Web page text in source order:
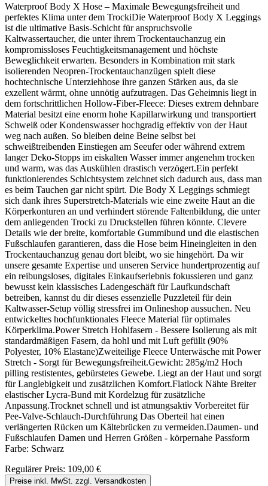
Waterproof Body X Hose – Maximale Bewegungsfreiheit und
perfektes Klima unter dem TrockiDie Waterproof Body X Leggings
ist die ultimative Basis-Schicht für anspruchsvolle
Kaltwassertaucher, die unter ihrem Trockentauchanzug ein
kompromissloses Feuchtigkeitsmanagement und höchste
Beweglichkeit erwarten. Besonders in Kombination mit stark
isolierenden Neopren-Trockentauchanzügen spielt diese
hochtechnische Unterziehhose ihre ganzen Stärken aus, da sie
exzellent wärmt, ohne unnötig aufzutragen. Das Geheimnis liegt in
dem fortschrittlichen Hollow-Fiber-Fleece: Dieses extrem dehnbare
Material besitzt eine enorm hohe Kapillarwirkung und transportiert
Schweiß oder Kondenswasser hochgradig effektiv von der Haut
weg nach außen. So bleiben deine Beine selbst bei
schweißtreibenden Einstiegen am Seeufer oder während extrem
langer Deko-Stopps im eiskalten Wasser immer angenehm trocken
und warm, was das Auskühlen drastisch verzögert.Ein perfekt
funktionierendes Schichtsystem zeichnet sich dadurch aus, dass man
es beim Tauchen gar nicht spürt. Die Body X Leggings schmiegt
sich dank ihres Superstretch-Materials wie eine zweite Haut an die
Körperkonturen an und verhindert störende Faltenbildung, die unter
dem anliegenden Trocki zu Druckstellen führen könnte. Clevere
Details wie der breite, komfortable Gummibund und die elastischen
Fußschlaufen garantieren, dass die Hose beim Hineingleiten in den
Trockentauchanzug genau dort bleibt, wo sie hingehört. Da wir
unsere gesamte Expertise und unseren Service hundertprozentig auf
ein reibungsloses, digitales Einkaufserlebnis fokussieren und ganz
bewusst kein klassisches Ladengeschäft für Laufkundschaft
betreiben, kannst du dir dieses essenzielle Puzzleteil für dein
Kaltwasser-Setup völlig stressfrei im Onlineshop aussuchen. Neu
entwickeltes hochfunktionales Fleece Material für optimales
Körperklima.Power Stretch Hohlfasern - Bessere Isolierung als mit
standardmäßigen Fasern, da hohl und mit Luft gefüllt (90%
Polyester, 10% Elastane)Zweiteilige Fleece Unterwäsche mit Power
Stretch - Sorgt für Bewegungsfreiheit.Gewicht: 285g/m2 Hoch
pilling restistentes, gebürstetes Gewebe. Liegt an der Haut und sorgt
für Langlebigkeit und zusätzlichen Komfort.Flatlock Nähte Breiter
elastischer Lycra-Bund mit Kordelzug für zusätzliche
Anpassung.Trocknet schnell und ist atmungsaktiv Vorbereitet für
Pee-Valve-Schlauch-Durchführung Das Oberteil hat einen
verlängerten Rücken um Kältebrücken zu vermeiden.Daumen- und
Fußschlaufen Damen und Herren Größen - körpernahe Passform
Farbe: Schwarz
Regulärer Preis: 109,00 €
Preise inkl. MwSt. zzgl. Versandkosten